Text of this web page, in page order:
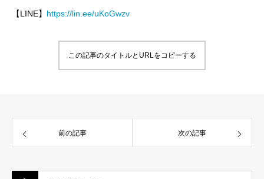
【LINE】 https://lin.ee/uKoGwzv
この記事のタイトルとURLをコピーする
前の記事 次の記事